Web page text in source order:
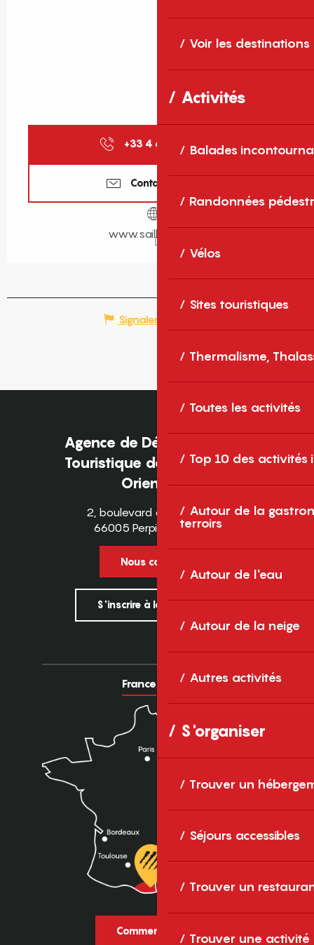
Voir les destinations
Activités
Balades
Randonnées
Vélos
Sites touristiques
Thermalisme,
Toutes les activités
Top 10 des activités
Autour de la
terroirs
Autour de l'eau
Autour de la neige
Autres activités
S'organiser
Trouver un
Séjours accessibles
Trouver un
Trouver une activité
+33 4 68 04 72 ▒▒
Contactez-nous
www.saillagouse.fr
Signaler une erreur
Agence de Développement
Touristique des Pyrénées-
Orientales
2, boulevard des Pyrénées
66005 Perpignan Cedex
Nous contacter
S'inscrire à la newsletter
France Europe
Comment venir ?